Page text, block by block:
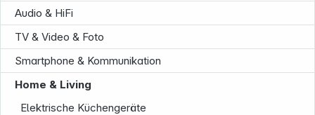
Audio & HiFi
TV & Video & Foto
Smartphone & Kommunikation
Home & Living
Elektrische Küchengeräte